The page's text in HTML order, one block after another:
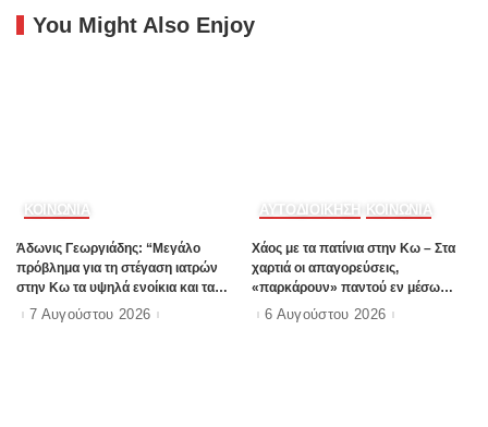
You Might Also Enjoy
ΚΟΙΝΩΝΙΑ
Άδωνις Γεωργιάδης: “Μεγάλο
πρόβλημα για τη στέγαση ιατρών
στην Κω τα υψηλά ενοίκια και τα
πολλά Airbnb – Εξετάζουμε την
θεσμοθέτηση τρίτης κατηγορίας
7 Αυγούστου 2026
ΑΥΤΟΔΙΟΙΚΗΣΗ ΚΟΙΝΩΝΙΑ
Χάος με τα πατίνια στην Κω – Στα
χαρτιά οι απαγορεύσεις,
«παρκάρουν» παντού εν μέσω
καλοκαιρινής σεζόν
6 Αυγούστου 2026